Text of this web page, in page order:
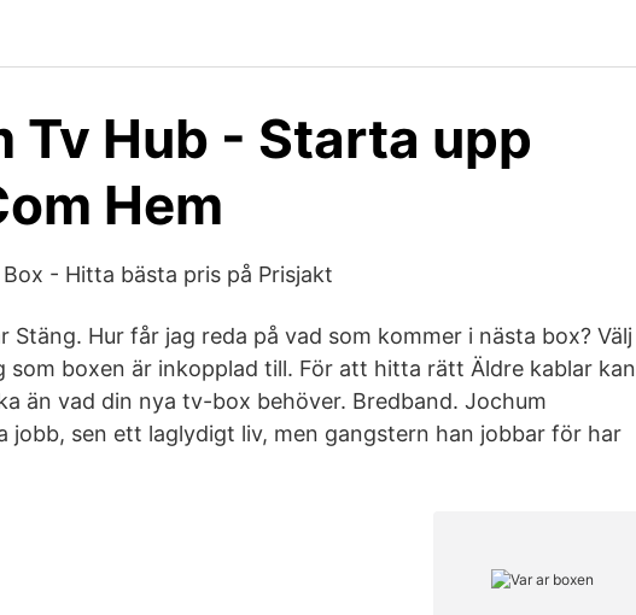
Tv Hub - Starta upp
Hem
- Hitta bästa pris på Prisjakt
Stäng. Hur får jag reda på vad som kommer i nästa box? Välj
som boxen är inkopplad till. För att hitta rätt Äldre kablar kan
än vad din nya tv-box behöver. Bredband. Jochum
jobb, sen ett laglydigt liv, men gangstern han jobbar för har